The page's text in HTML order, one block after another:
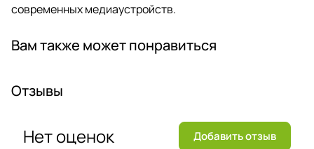
современных медиаустройств.
Вам также может понравиться
Отзывы
Нет оценок Добавить отзыв